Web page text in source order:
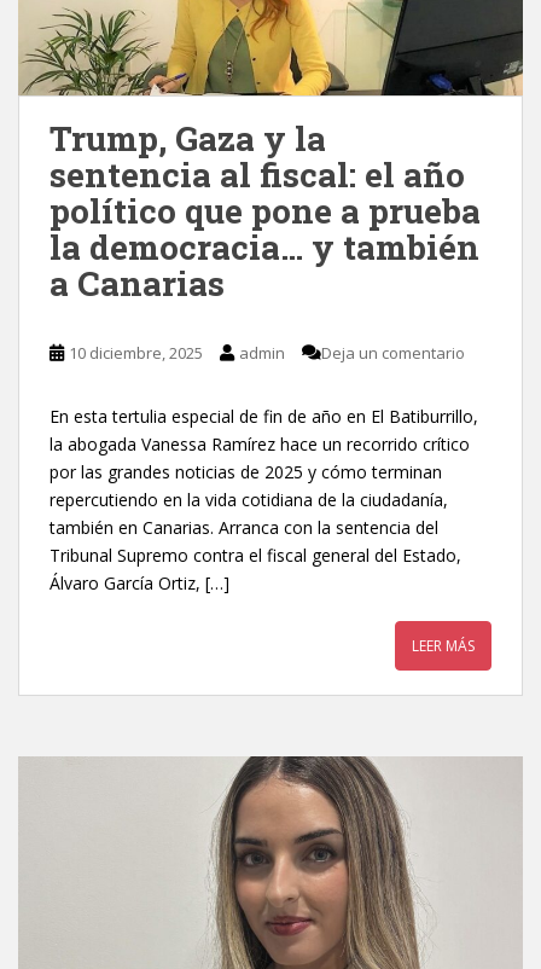
Trump, Gaza y la
sentencia al fiscal: el año
político que pone a prueba
la democracia… y también
a Canarias
10 diciembre, 2025 admin Deja un comentario
En esta tertulia especial de fin de año en El Batiburrillo,
la abogada Vanessa Ramírez hace un recorrido crítico
por las grandes noticias de 2025 y cómo terminan
repercutiendo en la vida cotidiana de la ciudadanía,
también en Canarias. Arranca con la sentencia del
Tribunal Supremo contra el fiscal general del Estado,
Álvaro García Ortiz, […]
LEER MÁS